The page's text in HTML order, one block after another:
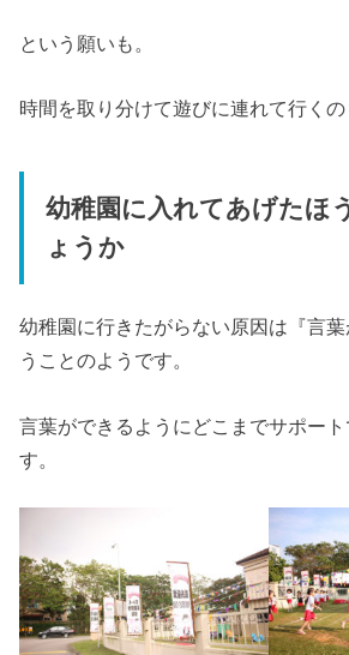
という願いも。
時間を取り分けて遊びに連れて行くの
幼稚園に入れてあげたほ
ょうか
幼稚園に行きたがらない原因は『言
うことのようです。
言葉ができるようにどこまでサポー
す。